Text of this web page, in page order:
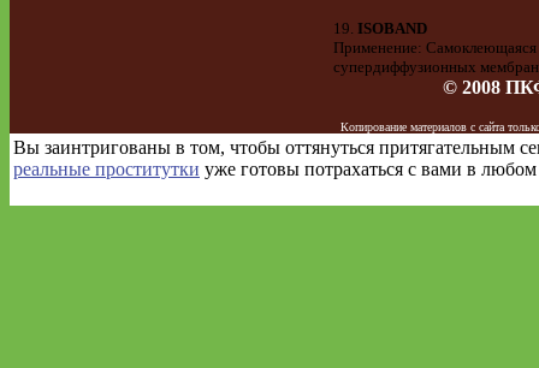
19. ISOBAND
Применение: Самоклеющаяся
супердиффузионных
© 2008
Копирование материалов с сайта
Вы заинтригованы в том, чтобы оттянуться притягательным
реальные проститутки уже готовы потрахаться с вами в любом